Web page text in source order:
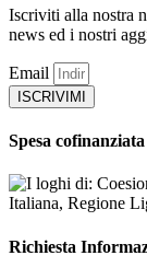
Iscriviti alla nostra
news ed i nostri
Email
ISCRIVIMI
Spesa
Richiesta